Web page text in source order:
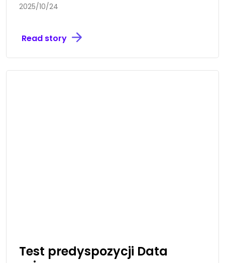
2025/10/24
Read story
Test predyspozycji Data